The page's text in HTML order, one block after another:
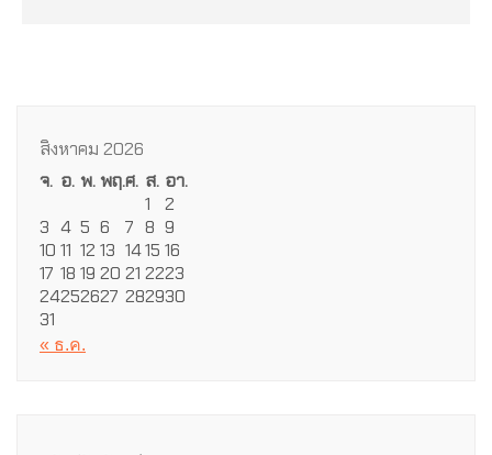
สิงหาคม 2026
จ. อ. พ.พฤ.ศ. ส. อา.
1
2
3 4 5 6 7 8 9
10 11 12 13 1415 16
17 18 19 20 21 2223
24252627 282930
31
« ธ.ค.